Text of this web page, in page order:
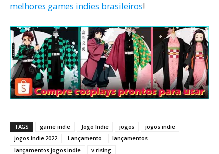
melhores games indies brasileiros!
TAGS game indie Jogo Indie jogos
jogos indie
jogos indie 2022
Lançamento
lançamentos
lançamentos jogos indie
v rising